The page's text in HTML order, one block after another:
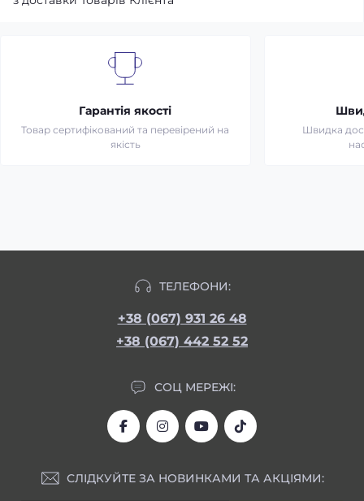
Гарантія якості
Товар сертифікований та перевірений на
якість
Швидка
ТЕЛЕФОНИ:
+38 (067) 931 26 48
+38 (067) 442 52 52
СОЦ МЕРЕЖІ:
СЛІДКУЙТЕ ЗА НОВИНКАМИ ТА АКЦІЯМИ: